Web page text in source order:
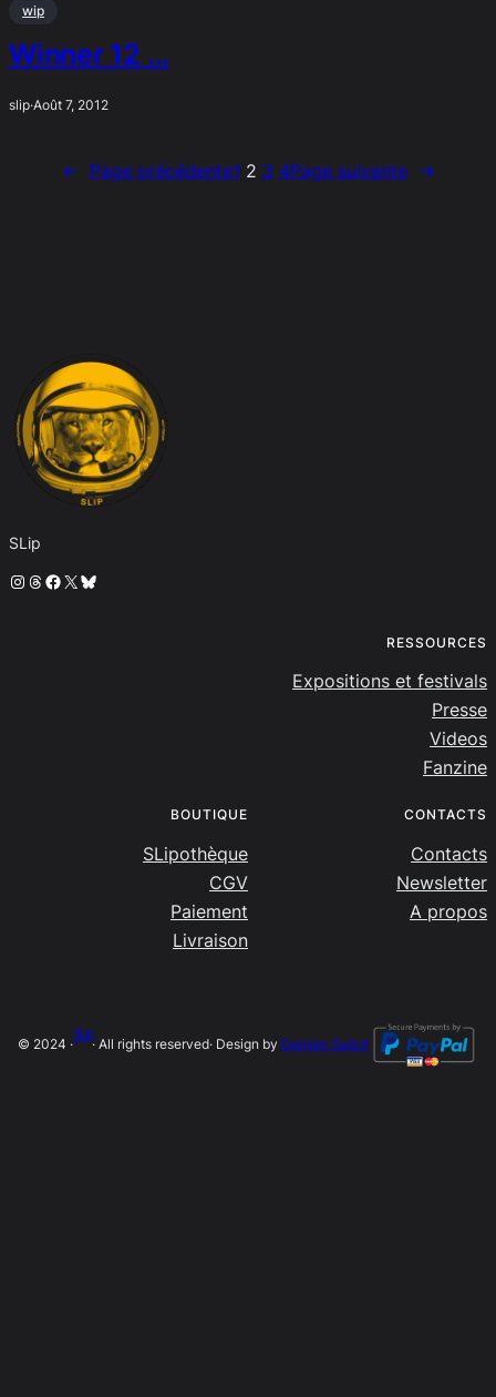
wip
Winner 12 …
slip·Août 7, 2012
← Page précédente1 2 3 4Page suivante →
SLip
Instagram
Threads
Facebook
X Bluesky
RESSOURCES
Expositions et festivals
Presse
Videos
Fanzine
BOUTIQUE
SLipothèque
CGV
Paiement
Livraison
CONTACTS
Contacts
Newsletter
A propos
© 2024 ·
SLip
· All rights reserved· Design by Damien Salort